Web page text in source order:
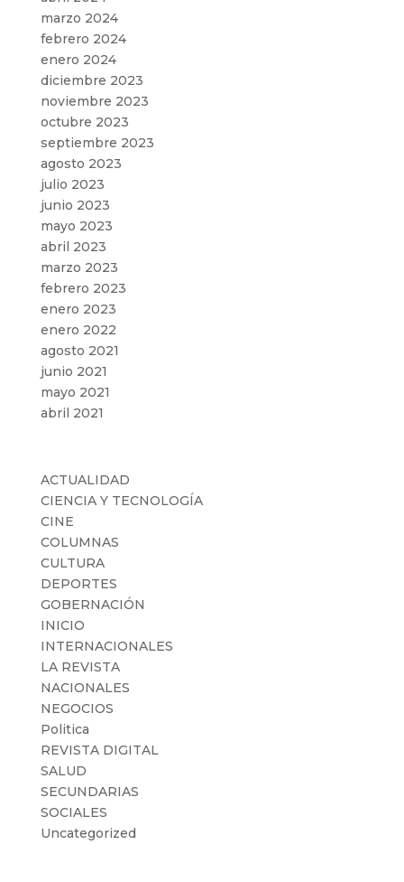
marzo 2024
febrero 2024
enero 2024
diciembre 2023
noviembre 2023
octubre 2023
septiembre 2023
agosto 2023
julio 2023
junio 2023
mayo 2023
abril 2023
marzo 2023
febrero 2023
enero 2023
enero 2022
agosto 2021
junio 2021
mayo 2021
abril 2021
ACTUALIDAD
CIENCIA Y TECNOLOGÍA
CINE
COLUMNAS
CULTURA
DEPORTES
GOBERNACIÓN
INICIO
INTERNACIONALES
LA REVISTA
NACIONALES
NEGOCIOS
Politica
REVISTA DIGITAL
SALUD
SECUNDARIAS
SOCIALES
Uncategorized